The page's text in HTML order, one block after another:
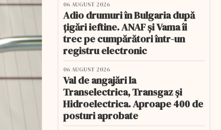
06 AUGUST 2026
Adio drumuri în Bulgaria după
țigări ieftine. ANAF și Vama îi
trec pe cumpărători într-un
registru electronic
06 AUGUST 2026
Val de angajări la
Transelectrica, Transgaz și
Hidroelectrica. Aproape 400 de
posturi aprobate